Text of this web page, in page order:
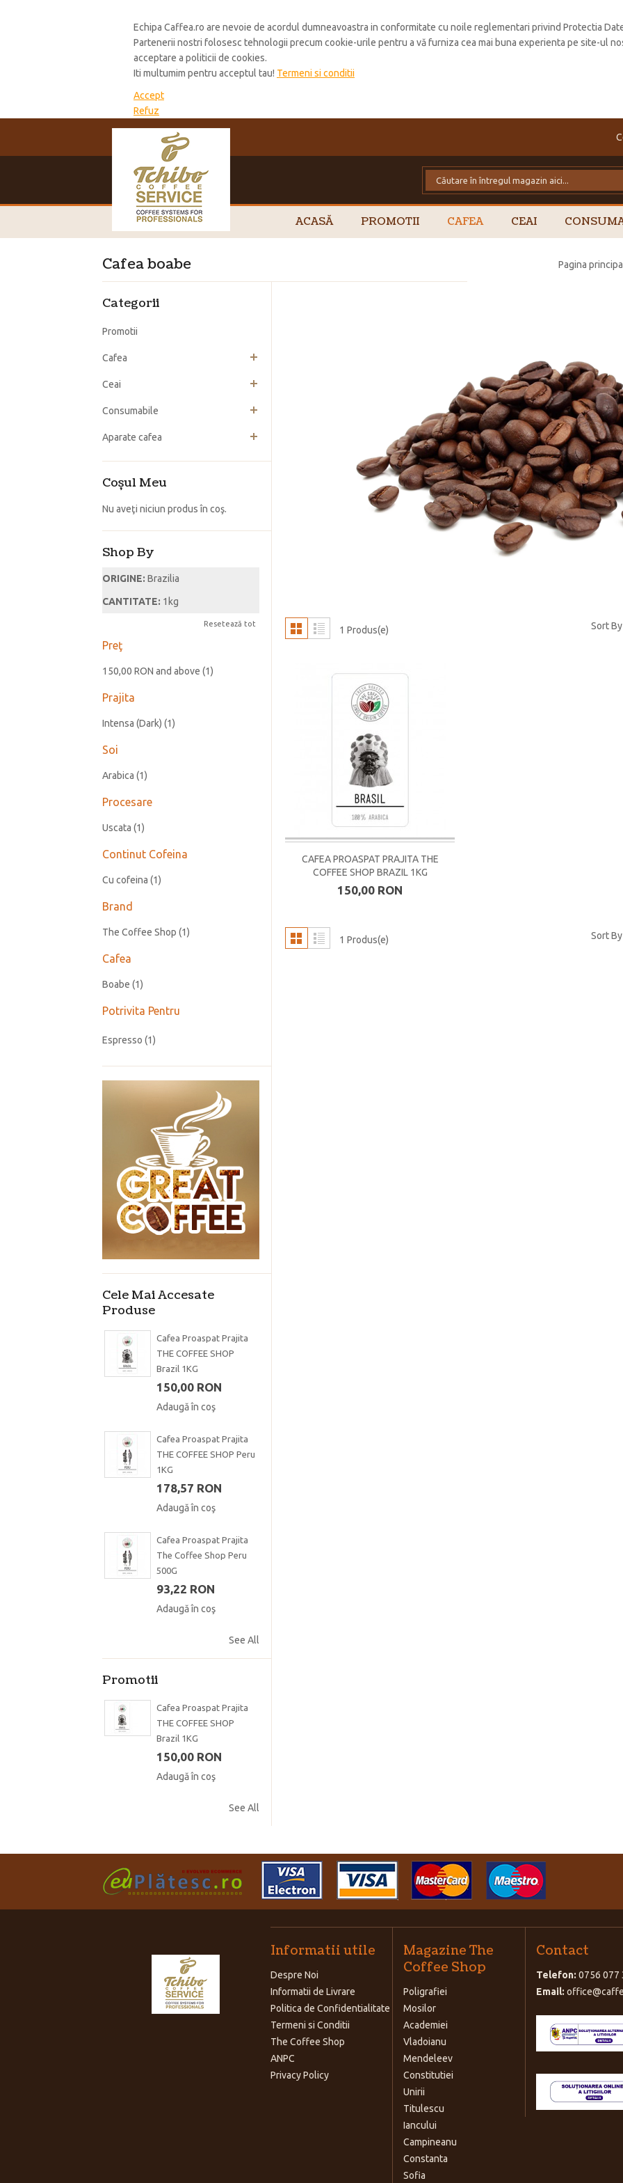
Echipa Caffea.ro are nevoie de acordul dumneavoastra in conformitate cu noile reglementari privind Protectia
Partenerii nostri folosesc tehnologii precum cookie-urile pentru a vă furniza cea mai buna experienta pe site-ul
acceptare a politicii de cookies.
Iti multumim pentru acceptul tau! Termeni si conditii
Accept
Refuz
ACASĂ PROMOTII CAFEA CEAI
Pagina
Cafea boabe
1 Produs(e) Sort By
CAFEA PROASPAT PRAJITA THE
COFFEE SHOP BRAZIL 1KG
150,00 RON
1 Produs(e) Sort By
Categorii
Promotii
Cafea
Ceai
Consumabile
Aparate cafea
Coşul Meu
Nu aveţi niciun produs în coş.
Shop By
ORIGINE: Brazilia
CANTITATE: 1kg
Resetează tot
Preţ
150,00 RON and above (1)
Prajita
Intensa (Dark) (1)
Soi
Arabica (1)
Procesare
Uscata (1)
Continut Cofeina
Cu cofeina (1)
Brand
The Coffee Shop (1)
Cafea
Boabe (1)
Potrivita Pentru
Espresso (1)
Cele Mai Accesate
Produse
Cafea Proaspat Prajita
THE COFFEE SHOP
Brazil 1KG
150,00 RON
Adaugă în coş
Cafea Proaspat Prajita
THE COFFEE SHOP Peru
1KG
178,57 RON
Adaugă în coş
Cafea Proaspat Prajita
The Coffee Shop Peru
500G
93,22 RON
Adaugă în coş
See All
Promotii
Cafea Proaspat Prajita
THE COFFEE SHOP
Brazil 1KG
150,00 RON
Adaugă în coş
See All
Informatii utile
Despre Noi
Informatii de Livrare
Politica de Confidentialitate
Termeni si Conditii
The Coffee Shop
ANPC
Privacy Policy
Magazine The
Coffee Shop
Poligrafiei
Mosilor
Academiei
Vladoianu
Mendeleev
Constitutiei
Unirii
Titulescu
Iancului
Campineanu
Constanta
Sofia
Contact
Telefon: 0756 077
Email: